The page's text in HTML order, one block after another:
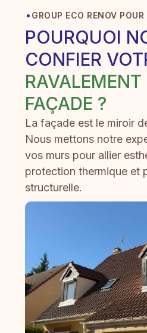
· GROUP ECO RENOV POUR
POURQUOI
CONFIER
RAVALEMENT
FAÇADE ?
La façade est le miroir
Nous mettons notre
vos murs pour allier
protection thermique et
structurelle.